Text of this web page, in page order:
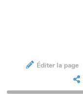
Éditer la page